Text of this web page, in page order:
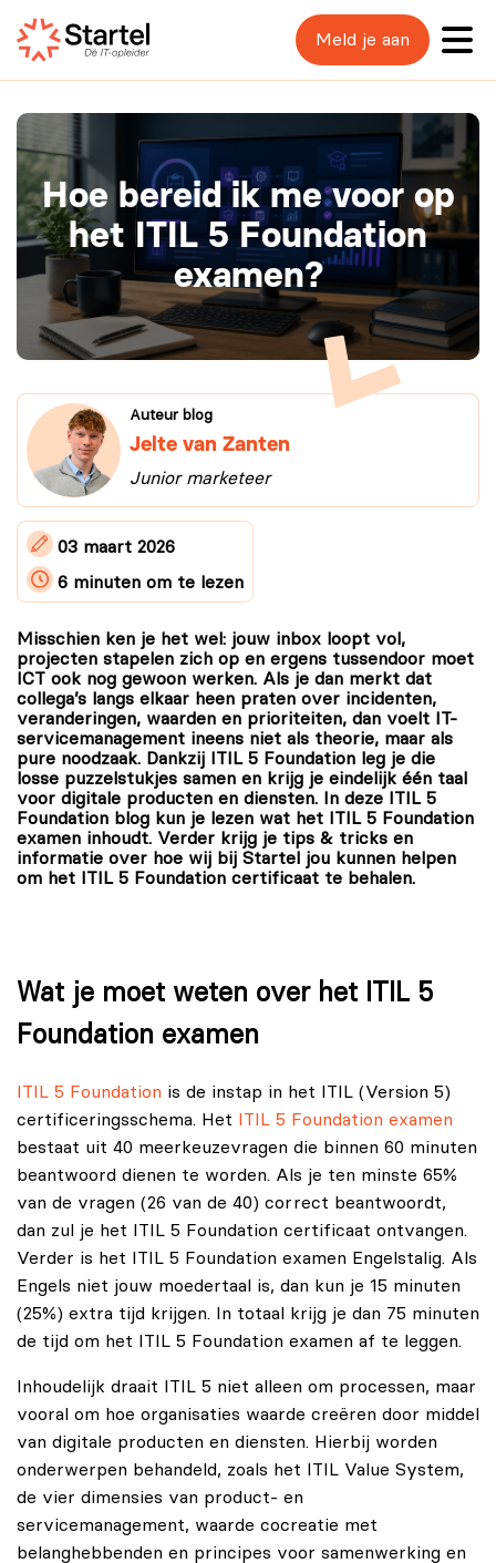
Meld je aan
Hoe bereid ik me voor op
het ITIL 5 Foundation
examen?
Auteur blog
Jelte van Zanten
Junior marketeer
03 maart 2026
6 minuten om te lezen
Misschien ken je het wel: jouw inbox loopt vol,
projecten stapelen zich op en ergens tussendoor moet
ICT ook nog gewoon werken. Als je dan merkt dat
collega’s langs elkaar heen praten over incidenten,
veranderingen, waarden en prioriteiten, dan voelt IT-
servicemanagement ineens niet als theorie, maar als
pure noodzaak. Dankzij ITIL 5 Foundation leg je die
losse puzzelstukjes samen en krijg je eindelijk één taal
voor digitale producten en diensten. In deze ITIL 5
Foundation blog kun je lezen wat het ITIL 5 Foundation
examen inhoudt. Verder krijg je tips & tricks en
informatie over hoe wij bij Startel jou kunnen helpen
om het ITIL 5 Foundation certificaat te behalen.
Wat je moet weten over het ITIL 5
Foundation examen
ITIL 5 Foundation is de instap in het ITIL (Version 5)
certificeringsschema. Het
ITIL 5 Foundation examen
bestaat uit 40 meerkeuzevragen die binnen 60 minuten
beantwoord dienen te worden. Als je ten minste 65%
van de vragen (26 van de 40) correct beantwoordt,
dan zul je het ITIL 5 Foundation certificaat ontvangen.
Verder is het ITIL 5 Foundation examen Engelstalig. Als
Engels niet jouw moedertaal is, dan kun je 15 minuten
(25%) extra tijd krijgen. In totaal krijg je dan 75 minuten
de tijd om het ITIL 5 Foundation examen af te leggen.
Inhoudelijk draait ITIL 5 niet alleen om processen, maar
vooral om hoe organisaties waarde creëren door middel
van digitale producten en diensten. Hierbij worden
onderwerpen behandeld, zoals het ITIL Value System,
de vier dimensies van product- en
servicemanagement, waarde cocreatie met
belanghebbenden en principes voor samenwerking en